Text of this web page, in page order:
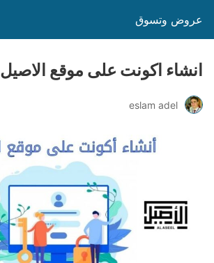
عروض وتسوق
انشاء اكونت على موقع الاصيل
eslam adel